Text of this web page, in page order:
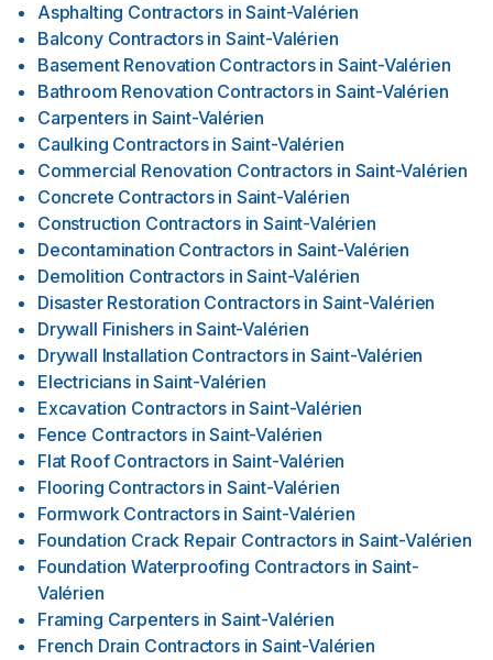
Asphalting Contractors in Saint-Valérien
Balcony Contractors in Saint-Valérien
Basement Renovation Contractors in Saint-Valérien
Bathroom Renovation Contractors in Saint-Valérien
Carpenters in Saint-Valérien
Caulking Contractors in Saint-Valérien
Commercial Renovation Contractors in Saint-Valérien
Concrete Contractors in Saint-Valérien
Construction Contractors in Saint-Valérien
Decontamination Contractors in Saint-Valérien
Demolition Contractors in Saint-Valérien
Disaster Restoration Contractors in Saint-Valérien
Drywall Finishers in Saint-Valérien
Drywall Installation Contractors in Saint-Valérien
Electricians in Saint-Valérien
Excavation Contractors in Saint-Valérien
Fence Contractors in Saint-Valérien
Flat Roof Contractors in Saint-Valérien
Flooring Contractors in Saint-Valérien
Formwork Contractors in Saint-Valérien
Foundation Crack Repair Contractors in Saint-Valérien
Foundation Waterproofing Contractors in Saint-
Valérien
Framing Carpenters in Saint-Valérien
French Drain Contractors in Saint-Valérien